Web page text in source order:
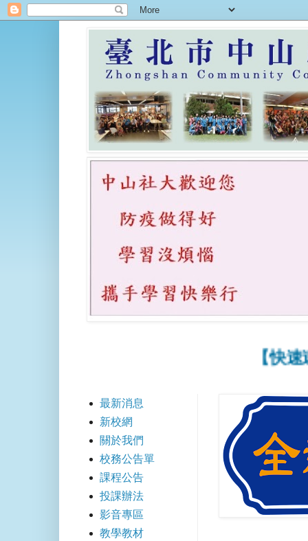
【快速連
最新消息
新校網
關於我們
校務公告單
課程公告
投課辦法
影音專區
教學教材